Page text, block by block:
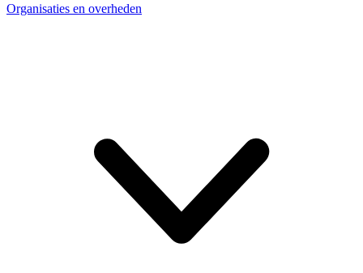
Organisaties en overheden